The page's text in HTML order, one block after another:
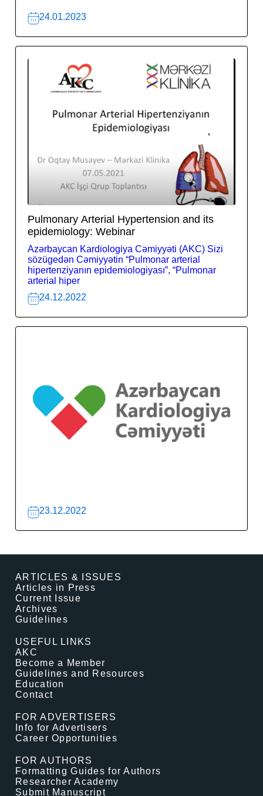
24.01.2023
Pulmonary Arterial Hypertension and its
epidemiology: Webinar
Azərbaycan Kardiologiya Cəmiyyəti (AKC) Sizi
sözügedən Cəmiyyətin “Pulmonar arterial
hipertenziyanın epidemiologiyası”, “Pulmonar
arterial hiper
24.12.2022
23.12.2022
ARTICLES & ISSUES
Articles in Press
Current Issue
Archives
Guidelines
USEFUL LINKS
AKC
Become a Member
Guidelines and Resources
Education
Contact
FOR ADVERTISERS
Info for Advertisers
Career Opportunities
FOR AUTHORS
Formatting Guides for Authors
Researcher Academy
Submit Manuscript